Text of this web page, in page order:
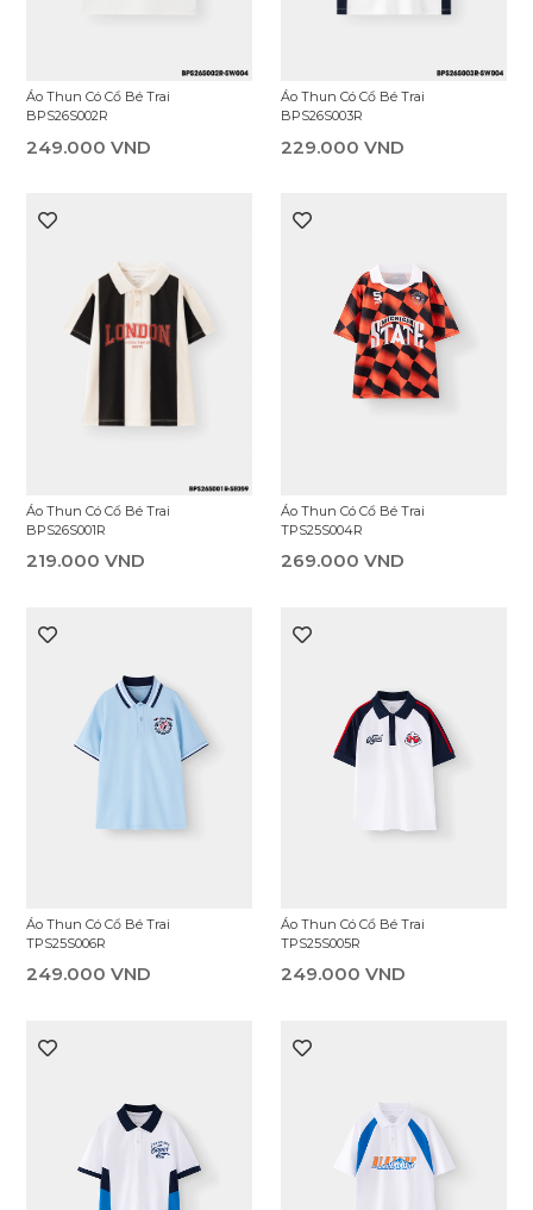
Áo Thun Có Cổ Bé Trai
BPS26S002R
249.000 VND
Áo Thun Có Cổ Bé Trai
BPS26S003R
229.000 VND
Áo Thun Có Cổ Bé Trai
BPS26S001R
219.000 VND
Áo Thun Có Cổ Bé Trai
TPS25S004R
269.000 VND
Áo Thun Có Cổ Bé Trai
TPS25S006R
249.000 VND
Áo Thun Có Cổ Bé Trai
TPS25S005R
249.000 VND